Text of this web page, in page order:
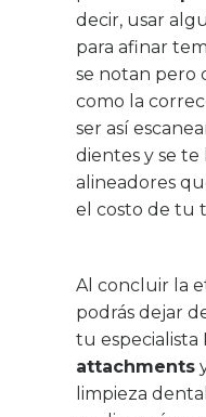
decir, usar
para afinar
se notan pero
como la
ser así
dientes y se
alineadores
el costo de tu
Al concluir la
podrás dejar
tu especialista
attachments
limpieza